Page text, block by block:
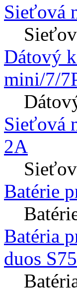
Sieťová
Dátový
mini/7/
Sieťová
2A
Batérie
Batéria
duos